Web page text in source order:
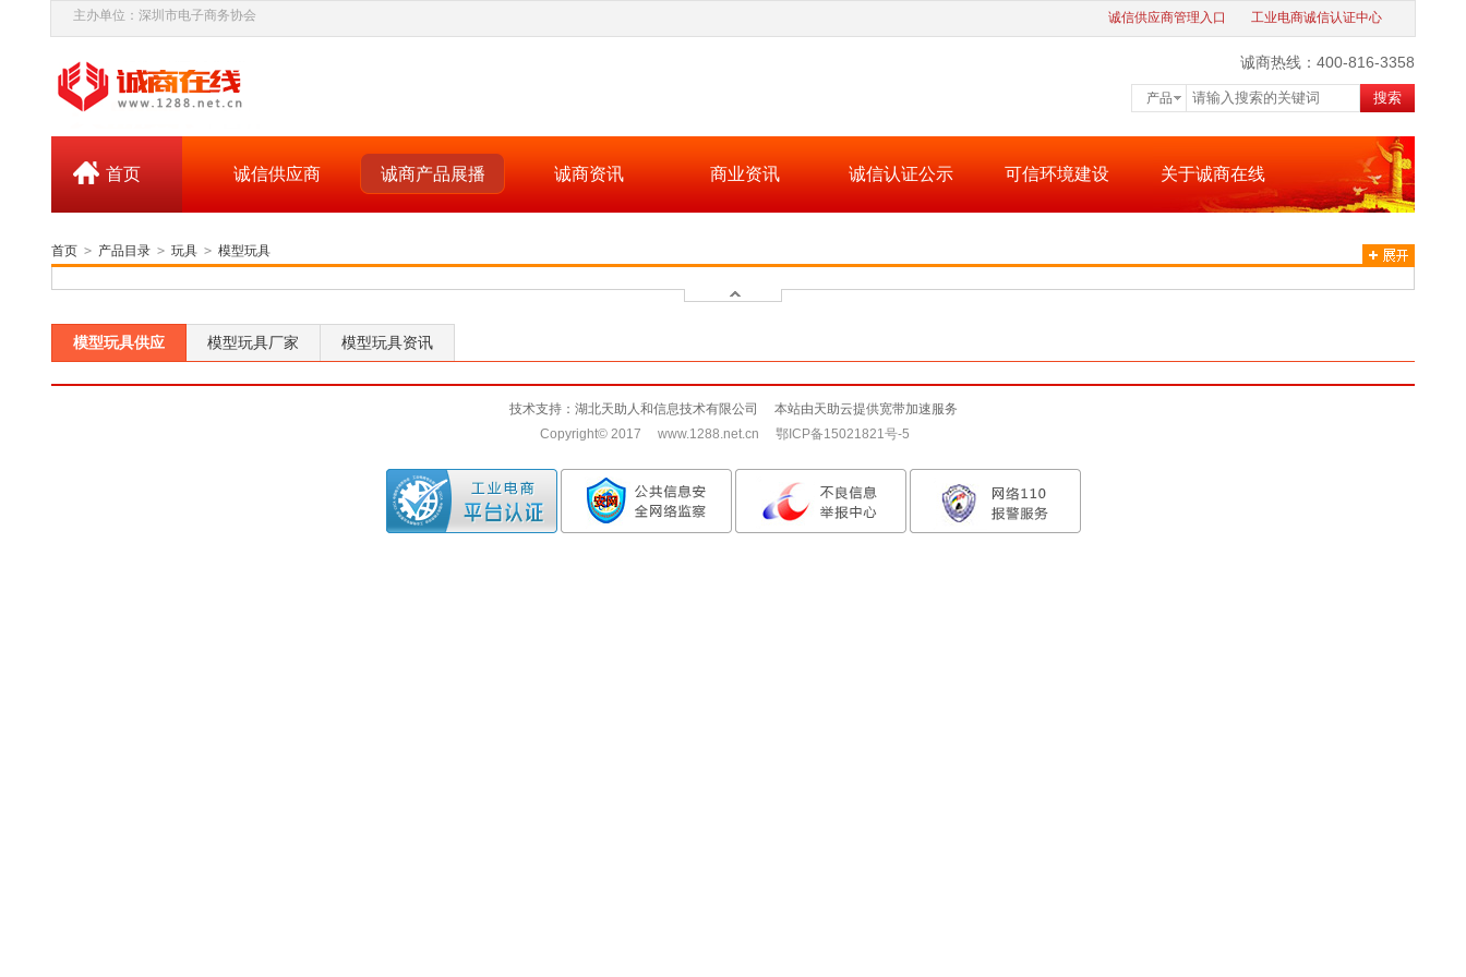
主办单位：深圳市电子商务协会 诚信供应商管理入口 工业电商诚信认证中心
诚商热线：400-816-3358
产品 搜索
首页 诚信供应商 诚商产品展播 诚商资讯 商业资讯 诚信认证公示 可信环境建设 关于诚商在线
首页 > 产品目录 > 玩具 > 模型玩具
模型玩具供应 模型玩具厂家 模型玩具资讯
技术支持：湖北天助人和信息技术有限公司 本站由天助云提供宽带加速服务
Copyright© 2017 www.1288.net.cn 鄂ICP备15021821号-5